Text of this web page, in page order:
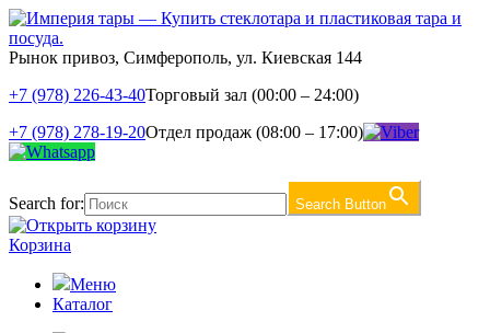
Рынок привоз, Симферополь, ул. Киевская 144
+7 (978) 226-43-40Торговый зал (00:00 – 24:00)
+7 (978) 278-19-20Отдел продаж (08:00 – 17:00)
Search for: Search Button
Корзина
Меню
Каталог